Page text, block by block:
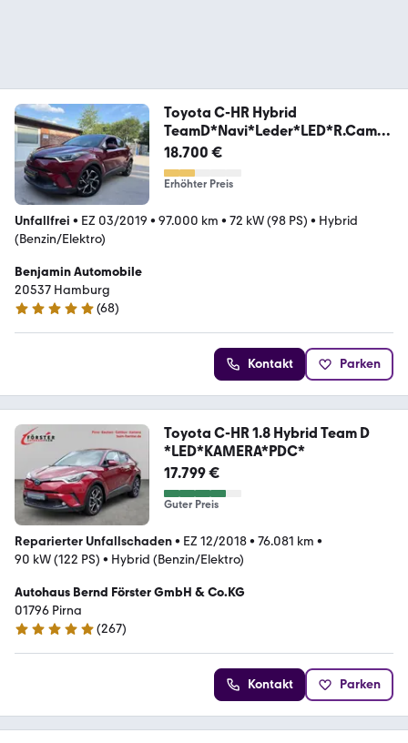
Toyota C-HR Hybrid
TeamD*Navi*Leder*LED*R.Cam*K
EYLESS*
18.700 €
Erhöhter Preis
Unfallfrei • EZ 03/2019 • 97.000 km • 72 kW (98 PS) • Hybrid
(Benzin/Elektro)
Benjamin Automobile
20537 Hamburg
4.9 Sterne
(68)
Kontakt Parken
Toyota C-HR 1.8 Hybrid Team D
*LED*KAMERA*PDC*
17.799 €
Guter Preis
Reparierter Unfallschaden• EZ 12/2018• 76.081 km •
90 kW (122 PS) • Hybrid (Benzin/Elektro)
Autohaus Bernd Förster GmbH & Co.KG
01796 Pirna
4.8 Sterne
(267)
Kontakt Parken